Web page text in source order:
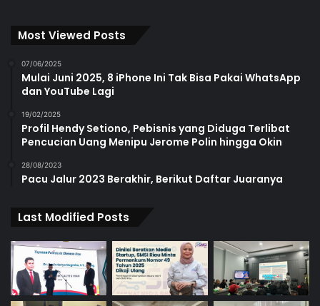
Most Viewed Posts
07/06/2025
Mulai Juni 2025, 8 iPhone Ini Tak Bisa Pakai WhatsApp
dan YouTube Lagi
19/02/2025
Profil Hendy Setiono, Pebisnis yang Diduga Terlibat
Pencucian Uang Menipu Jerome Polin hingga Okin
28/08/2023
Pacu Jalur 2023 Berakhir, Berikut Daftar Juaranya
Last Modified Posts